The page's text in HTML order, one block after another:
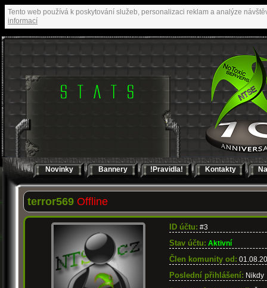
Tento web používá k poskytování služeb, personalizaci reklam a analýze
informací
Novinky Bannery !Pravidla! Kontakty
terror569 Offline
ID účtu: #3
Stav účtu: Aktivní
Člen komunity od:
Poslední přihlášení: Nikdy